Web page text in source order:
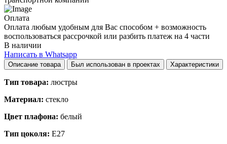
Оплата
Оплата любым удобным для Вас способом + возможность
воспользоваться рассрочкой или разбить платеж на 4 части
В наличии
Написать в Whatsapp
Описание товара Был использован в проектах Характеристики
Тип товара: люстры
Материал: стекло
Цвет плафона: белый
Тип цоколя: E27